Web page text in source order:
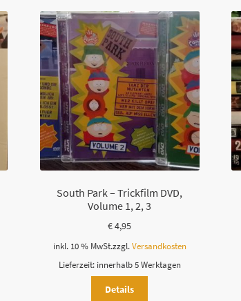
South Park – Trickfilm DVD,
Volume 1, 2, 3
€4,95
inkl. 10 % MwSt.zzgl. Versandkosten
Lieferzeit: innerhalb 5 Werktagen
Details